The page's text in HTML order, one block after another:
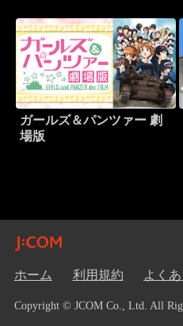
ガールズ＆パンツァー 劇
場版
ホーム 利用規約 よく
Copyright © JCOM Co., Ltd. All